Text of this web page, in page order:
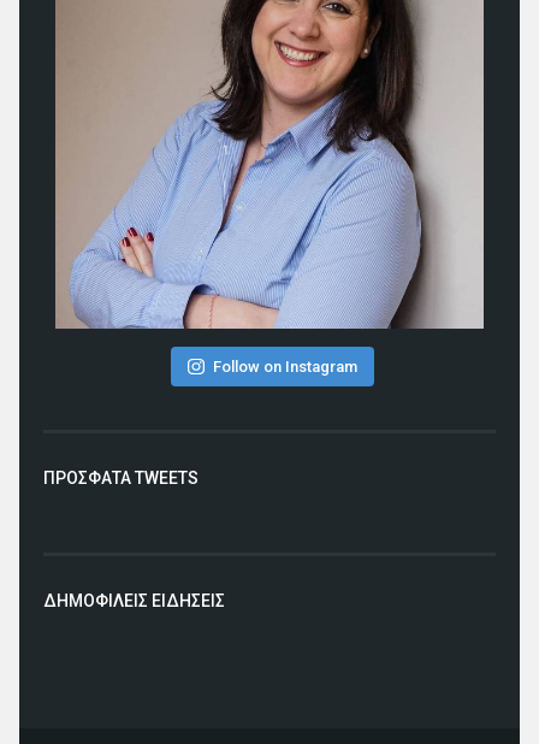
Follow on Instagram
ΠΡΟΣΦΑΤΑ TWEETS
ΔΗΜΟΦΙΛΕΙΣ ΕΙΔΗΣΕΙΣ